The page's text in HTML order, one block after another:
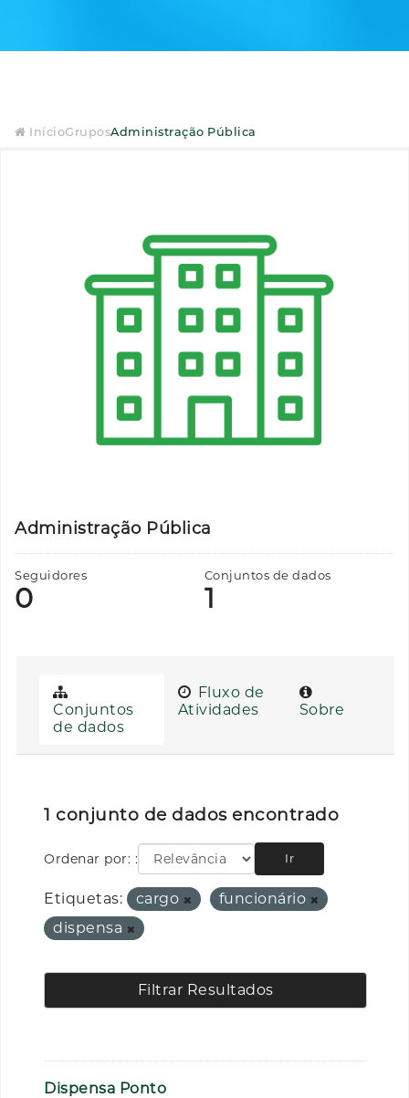
InícioGruposAdministração Pública
Administração Pública
Seguidores
0
Conjuntos de dados
1
Conjuntos
de dados
Fluxo de
Atividades
Sobre
1 conjunto de dados encontrado
Ordenar por: Ir
Etiquetas: cargo
funcionário
dispensa
Filtrar Resultados
Dispensa Ponto